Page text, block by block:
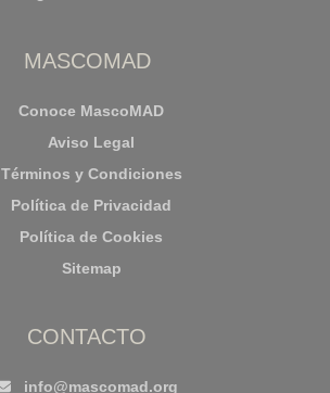
MASCOMAD
Conoce MascoMAD
Aviso Legal
Términos y Condiciones
Política de Privacidad
Política de Cookies
Sitemap
CONTACTO
info@mascomad.org